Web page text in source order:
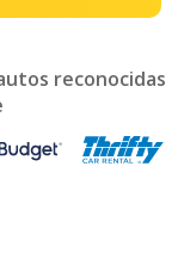
reconocidas